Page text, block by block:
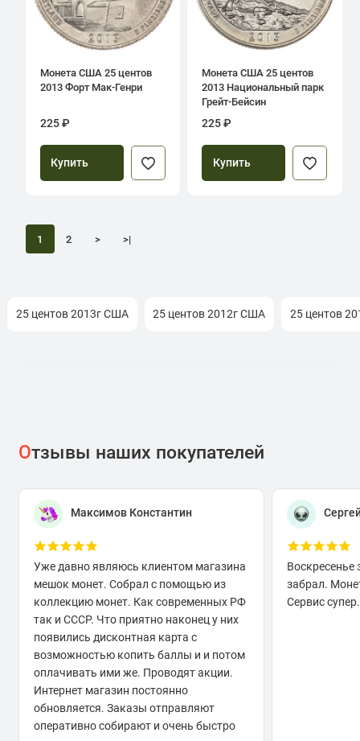
Монета США 25 центов
2013 Форт Мак-Генри
225 ₽
Купить
Монета США 25 центов
2013 Национальный парк
Грейт-Бейсин
225 ₽
Купить
1 2 > >|
25 центов 2013г США 25 центов 2012г США 25 центов
Отзывы наших покупателей
Максимов Константин
Уже давно являюсь клиентом магазина
мешок монет. Собрал с помощью из
коллекцию монет. Как современных РФ
так и СССР. Что приятно наконец у них
появились дисконтная карта с
возможностью копить баллы и и потом
оплачивать ими же. Проводят акции.
Интернет магазин постоянно
обновляется. Заказы отправляют
оперативно собирают и очень быстро
Воскресенье
забрал.
Сервис